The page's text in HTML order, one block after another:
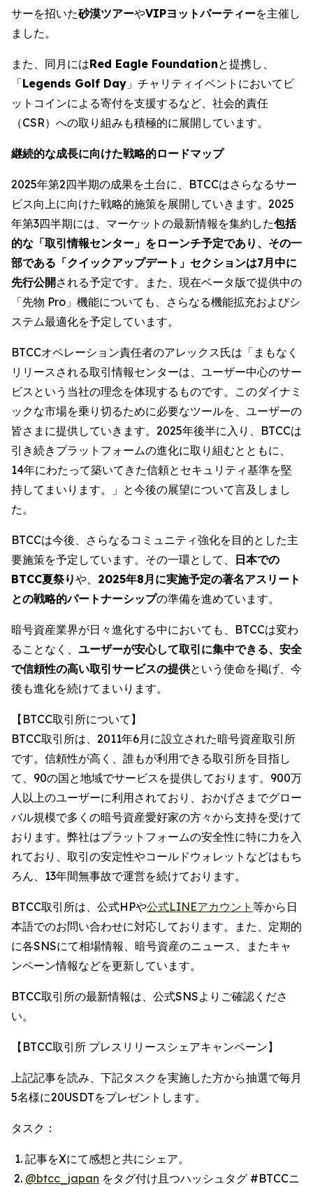
サーを招いた砂漠ツアーやVIPヨットパーティーを主催し
ました。
また、同月にはRed Eagle Foundationと提携し、
「Legends Golf Day 」チャリティイベントにおいてビ
ットコインによる寄付を支援するなど、社会的責任
（CSR）への取り組みも積極的に展開しています。
継続的な成長に向けた戦略的ロードマップ
2025年第2四半期の成果を土台に、BTCCはさらなるサー
ビス向上に向けた戦略的施策を展開していきます。2025
年第3四半期には、マーケットの最新情報を集約した包括
的な「取引情報センター」をローンチ予定であり、その一
部である「クイックアップデート」セクションは7月中に
先行公開 される予定です。また、現在ベータ版で提供中の
「先物 Pro」機能についても、さらなる機能拡充およびシ
ステム最適化を予定しています。
BTCCオペレーション責任者のアレックス氏は「まもなく
リリースされる取引情報センターは、ユーザー中心のサー
ビスという当社の理念を体現するものです。このダイナミ
ックな市場を乗り切るために必要なツールを、ユーザーの
皆さまに提供していきます。2025年後半に入り、BTCCは
引き続きプラットフォームの進化に取り組むとともに、
14年にわたって築いてきた信頼とセキュリティ基準を堅
持してまいります。」と今後の展望について言及しまし
た。
BTCCは今後、さらなるコミュニティ強化を目的とした主
要施策を予定しています。その一環として、
日本での
BTCC夏祭りや、 2025年8月に実施予定の著名アスリート
との戦略的パートナーシップの準備を進めています。
暗号資産業界が日々進化する中においても、BTCCは変わ
ることなく、 ユーザーが安心して取引に集中できる、安全
で信頼性の高い取引サービスの提供という使命を掲げ、今
後も進化を続けてまいります。
【BTCC取引所について】
BTCC取引所は、2011年6月に設立された暗号資産取引所
です。信頼性が高く、誰もが利用できる取引所を目指し
て、90の国と地域でサービスを提供しております。900万
人以上のユーザーに利用されており、おかげさまでグロー
バル規模で多くの暗号資産愛好家の方々から支持を受けて
おります。弊社はプラットフォームの安全性に特に力を入
れており、取引の安定性やコールドウォレットなどはもち
ろん、13年間無事故で運営を続けております。
BTCC取引所は、公式HPや公式LINEアカウント 等から日
本語でのお問い合わせに対応しております。また、定期的
に各SNSにて相場情報、暗号資産のニュース、またキャ
ンペーン情報などを更新しています。
BTCC取引所の最新情報は、公式SNSよりご確認くださ
い。
【BTCC取引所 プレスリリースシェアキャンペーン】
上記記事を読み、下記タスクを実施した方から抽選で毎月
5名様に20USDTをプレゼントします。
タスク：
記事をXにて感想と共にシェア。
@btcc_japan をタグ付け且つハッシュタグ #BTCCニ